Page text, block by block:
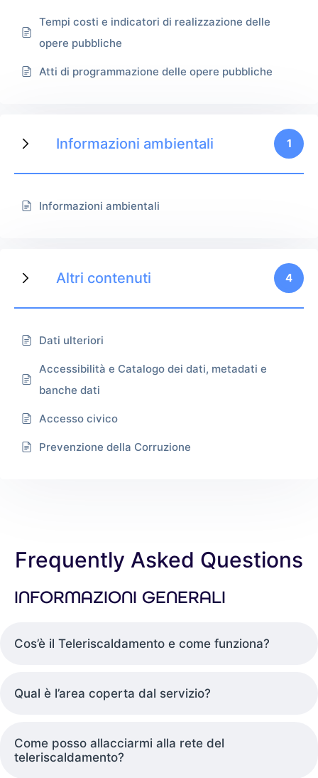
Tempi costi e indicatori di realizzazione delle
opere pubbliche
Atti di programmazione delle opere pubbliche
Informazioni ambientali 1
Informazioni ambientali
Altri contenuti 4
Dati ulteriori
Accessibilità e Catalogo dei dati, metadati e
banche dati
Accesso civico
Prevenzione della Corruzione
Frequently Asked Questions
INFORMAZIONI GENERALI
Cos’è il Teleriscaldamento e come funziona?
Qual è l’area coperta dal servizio?
Come posso allacciarmi alla rete del
teleriscaldamento?